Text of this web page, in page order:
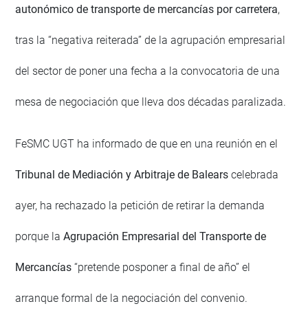
autonómico de transporte de mercancías por carretera,
tras la “negativa reiterada” de la agrupación empresarial
del sector de poner una fecha a la convocatoria de una
mesa de negociación que lleva dos décadas paralizada.
FeSMC UGT ha informado de que en una reunión en el
Tribunal de Mediación y Arbitraje de Balears celebrada
ayer, ha rechazado la petición de retirar la demanda
porque laAgrupación Empresarial del Transporte de
Mercancías “pretende posponer a final de año” el
arranque formal de la negociación del convenio.